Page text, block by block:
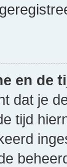
en de
dat je
tijd